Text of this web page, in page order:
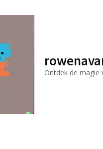
Ontdek de magie